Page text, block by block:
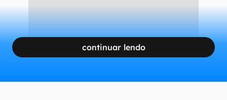
continuar lendo